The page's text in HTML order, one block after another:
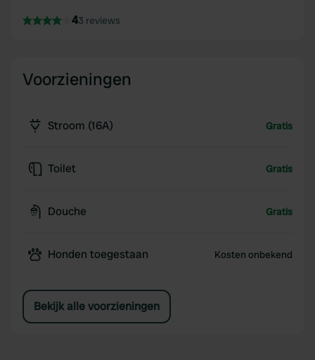
43 reviews
Voorzieningen
Stroom (16A) Gratis
Toilet Gratis
Douche Gratis
Honden toegestaan Kosten onbekend
Bekijk alle voorzieningen